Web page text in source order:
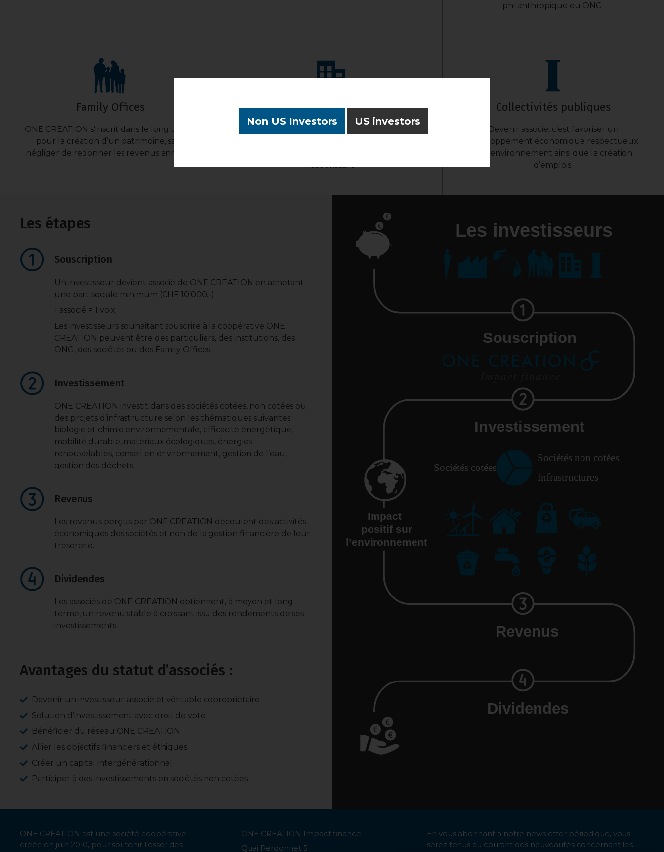
philanthropique ou ONG.
Family Offices
ONE CREATION s’inscrit dans le long terme
pour la création d’un patrimoine, sans
négliger de redonner les revenus annuels.
Sociétés commerciales
responsable.
Collectivités publiques
Devenir associé, c’est favoriser un
développement économique respectueux
de l’environnement ainsi que la création
d’emplois.
Les étapes
Souscription
Un investisseur devient associé de ONE CREATION en achetant
une part sociale minimum (CHF 10’000.-).
1 associé = 1 voix
Les investisseurs souhaitant souscrire à la coopérative ONE
CREATION peuvent être des particuliers, des institutions, des
ONG, des sociétés ou des Family Offices.
Investissement
ONE CREATION investit dans des sociétés cotées, non cotées ou
des projets d’infrastructure selon les thématiques suivantes :
biologie et chimie environnementale, efficacité énergétique,
mobilité durable, matériaux écologiques, énergies
renouvelables, conseil en environnement, gestion de l’eau,
gestion des déchets.
Revenus
Les revenus perçus par ONE CREATION découlent des activités
économiques des sociétés et non de la gestion financière de leur
trésorerie.
Dividendes
Les associés de ONE CREATION obtiennent, à moyen et long
terme, un revenu stable à croissant issu des rendements de ses
investissements.
Avantages du statut d’associés :
Devenir un investisseur-associé et véritable copropriétaire
Solution d’investissement avec droit de vote
Bénéficier du réseau ONE CREATION
Allier les objectifs financiers et éthiques
Créer un capital intergénérationnel
Participer à des investissements en sociétés non cotées
Les investisseurs
Souscription
Investissement
Sociétés non cotées
Infrastructures
Sociétés cotées
Revenus
Dividendes
Impact
positif sur
l’environnement
ONE CREATION est une société coopérative
créée en juin 2010, pour soutenir l’essor des
ONE CREATION Impact finance
Quai Perdonnet 5
En vous abonnant à notre newsletter périodique, vous
serez tenus au courant des nouveautés concernant les
Non US Investors US investors